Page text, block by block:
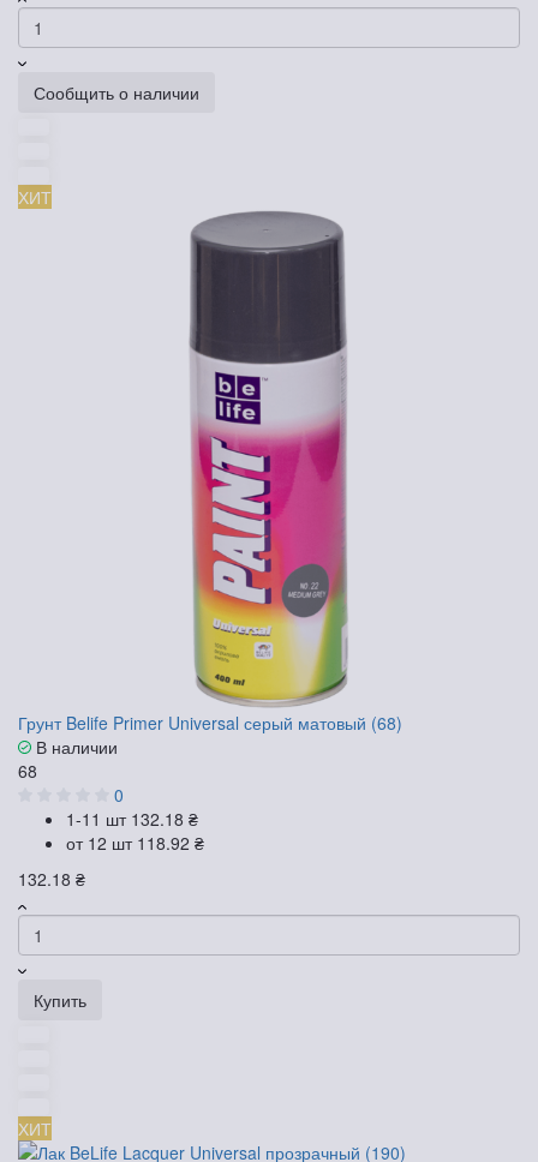
Сообщить о наличии
ХИТ
Грунт Belife Primer Universal серый матовый (68)
В наличии
68
0
1-11 шт 132.18 ₴
от 12 шт 118.92 ₴
132.18 ₴
Купить
ХИТ